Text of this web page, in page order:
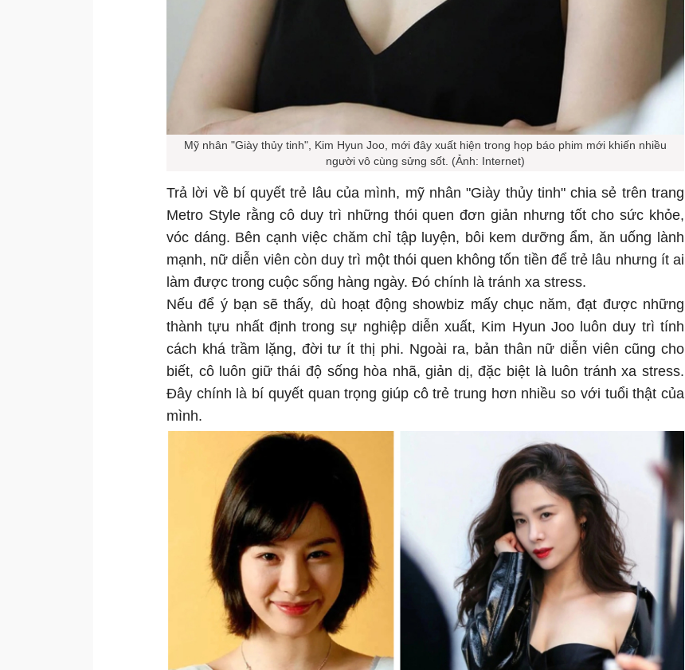
Mỹ nhân "Giày thủy tinh", Kim Hyun Joo, mới đây xuất hiện trong họp báo phim mới khiến nhiều
người vô cùng sửng sốt. (Ảnh: Internet)
Trả lời về bí quyết trẻ lâu của mình, mỹ nhân "Giày thủy tinh" chia sẻ trên trang
Metro Style rằng cô duy trì những thói quen đơn giản nhưng tốt cho sức khỏe,
vóc dáng. Bên cạnh việc chăm chỉ tập luyện, bôi kem dưỡng ẩm, ăn uống lành
mạnh, nữ diễn viên còn duy trì một thói quen không tốn tiền để trẻ lâu nhưng ít ai
làm được trong cuộc sống hàng ngày. Đó chính là tránh xa stress.
Nếu để ý bạn sẽ thấy, dù hoạt động showbiz mấy chục năm, đạt được những
thành tựu nhất định trong sự nghiệp diễn xuất, Kim Hyun Joo luôn duy trì tính
cách khá trầm lặng, đời tư ít thị phi. Ngoài ra, bản thân nữ diễn viên cũng cho
biết, cô luôn giữ thái độ sống hòa nhã, giản dị, đặc biệt là luôn tránh xa stress.
Đây chính là bí quyết quan trọng giúp cô trẻ trung hơn nhiều so với tuổi thật của
mình.